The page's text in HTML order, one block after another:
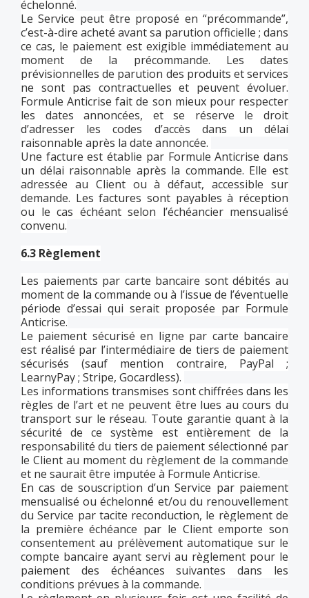
échelonné.
Le Service peut être proposé en “précommande”,
c’est-à-dire acheté avant sa parution officielle ; dans
ce cas, le paiement est exigible immédiatement au
moment de la précommande. Les dates
prévisionnelles de parution des produits et services
ne sont pas contractuelles et peuvent évoluer.
Formule Anticrise fait de son mieux pour respecter
les dates annoncées, et se réserve le droit
d’adresser les codes d’accès dans un délai
raisonnable après la date annoncée.
Une facture est établie par Formule Anticrise dans
un délai raisonnable après la commande. Elle est
adressée au Client ou à défaut, accessible sur
demande. Les factures sont payables à réception
ou le cas échéant selon l’échéancier mensualisé
convenu.
6.3 Règlement
Les paiements par carte bancaire sont débités au
moment de la commande ou à l’issue de l’éventuelle
période d’essai qui serait proposée par Formule
Anticrise.
Le paiement sécurisé en ligne par carte bancaire
est réalisé par l’intermédiaire de tiers de paiement
sécurisés (sauf mention contraire, PayPal ;
LearnyPay ; Stripe, Gocardless).
Les informations transmises sont chiffrées dans les
règles de l’art et ne peuvent être lues au cours du
transport sur le réseau. Toute garantie quant à la
sécurité de ce système est entièrement de la
responsabilité du tiers de paiement sélectionné par
le Client au moment du règlement de la commande
et ne saurait être imputée à Formule Anticrise.
En cas de souscription d’un Service par paiement
mensualisé ou échelonné et/ou du renouvellement
du Service par tacite reconduction, le règlement de
la première échéance par le Client emporte son
consentement au prélèvement automatique sur le
compte bancaire ayant servi au règlement pour le
paiement des échéances suivantes dans les
conditions prévues à la commande.